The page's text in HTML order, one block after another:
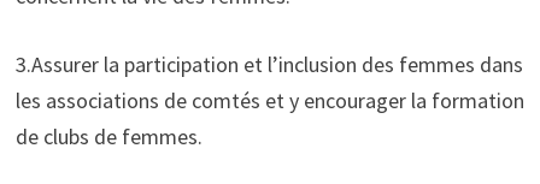
3.Assurer la participation et l’inclusion des femmes dans
les associations de comtés et y encourager la formation
de clubs de femmes.